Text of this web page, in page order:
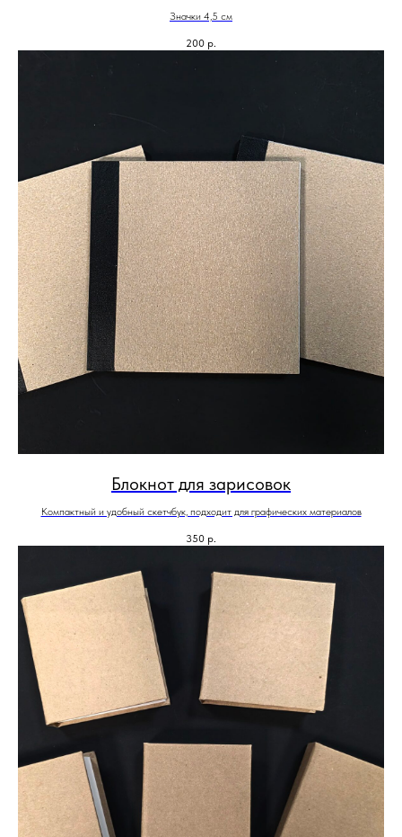
Значки 4,5 см
200 р.
Блокнот для зарисовок
Компактный и удобный скетчбук, подходит для графических материалов
350 р.